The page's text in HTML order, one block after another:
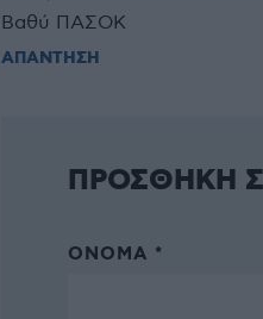
Βαθύ ΠΑΣΟΚ
ΑΠΑΝΤΗΣΗ
ΠΡΟΣΘΗΚΗ
ΌΝΟΜΑ *